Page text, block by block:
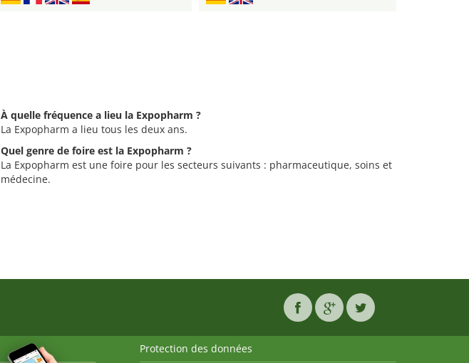
À quelle fréquence a lieu la Expopharm ?
La Expopharm a lieu tous les deux ans.
Quel genre de foire est la Expopharm ?
La Expopharm est une foire pour les secteurs suivants : pharmaceutique, soins et
médecine.
Protection des données